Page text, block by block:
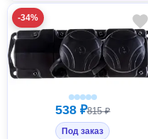
-34%
538 ₽815 ₽
Под заказ